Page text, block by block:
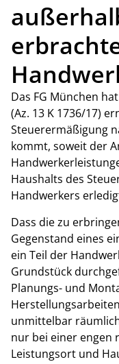
Das FG München
(Az. 13 K 1736/17)
Steuerermäßigung
kommt, soweit der
Haushalts des
Handwerkers
Dass die zu
Gegenstand eines
ein Teil der
Grundstück
Planungs- und
unmittelbar
nur bei einer engen
Leistungsort und